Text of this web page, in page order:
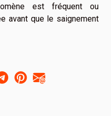
est fréquent ou
avant que le saignement